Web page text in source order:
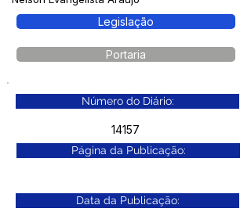
Legislação
Portaria
Número do Diário:
14157
Página da Publicação:
Data da Publicação: